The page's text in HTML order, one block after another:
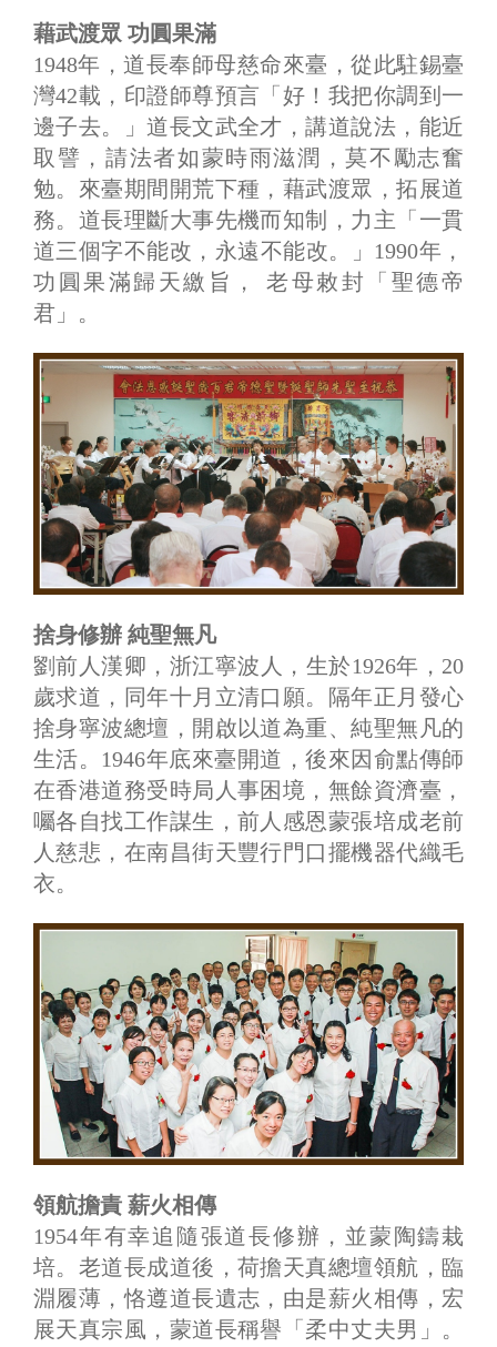
藉武渡眾 功圓果滿
1948年，道長奉師母慈命來臺，從此駐錫臺
灣42載，印證師尊預言「好！我把你調到一
邊子去。」道長文武全才，講道說法，能近
取譬，請法者如蒙時雨滋潤，莫不勵志奮
勉。來臺期間開荒下種，藉武渡眾，拓展道
務。道長理斷大事先機而知制，力主「一貫
道三個字不能改，永遠不能改。」1990年，
功圓果滿歸天繳旨， 老母敕封「聖德帝
君」。
捨身修辦 純聖無凡
劉前人漢卿，浙江寧波人，生於1926年，20
歲求道，同年十月立清口願。隔年正月發心
捨身寧波總壇，開啟以道為重、純聖無凡的
生活。1946年底來臺開道，後來因俞點傳師
在香港道務受時局人事困境，無餘資濟臺，
囑各自找工作謀生，前人感恩蒙張培成老前
人慈悲，在南昌街天豐行門口擺機器代織毛
衣。
領航擔責 薪火相傳
1954年有幸追隨張道長修辦，並蒙陶鑄栽
培。老道長成道後，荷擔天真總壇領航，臨
淵履薄，恪遵道長遺志，由是薪火相傳，宏
展天真宗風，蒙道長稱譽「柔中丈夫男」。